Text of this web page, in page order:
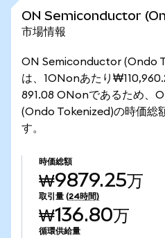
ON Semiconductor
市場情報
ON Semiconductor (Ondo
は、1ONonあたり
891.08 ONonであるため、
(Ondo Tokenized)の時価総
す。
時価総額
₩9879.25万
取引量 (24時間)
₩136.80万
循環供給量